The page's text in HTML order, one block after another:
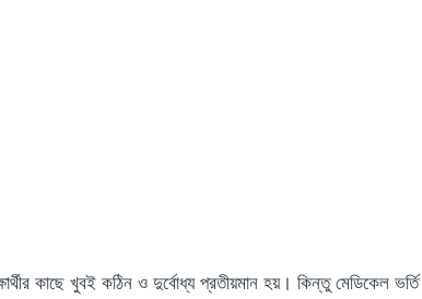
কাছে খুবই কঠিন ও দুর্বোধ্য প্রতীয়মান হয়। কিন্তু মেডিকেল ভর্তি